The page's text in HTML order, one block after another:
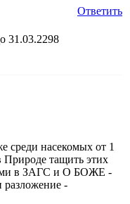
Ответить
31.03.2298
среди насекомых от 1
Природе тащить этих
в ЗАГС и О БОЖЕ -
разложение -